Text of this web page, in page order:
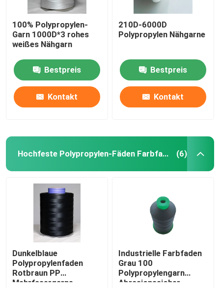
100% Polypropylen-
Garn 1000D*3 rohes
weißes Nähgarn
Bestpreis
Kontakt
210D-6000D
Polypropylen Nähgarne
Bestpreis
Kontakt
Hochfeste Polypropylen-Fäden Farbfaden (6)
Dunkelblaue
Polypropylenfaden
Rotbraun PP
Mehrfasergarne
Industrielle Farbfaden
Grau 100
Polypropylengarn
Abrasionssicher